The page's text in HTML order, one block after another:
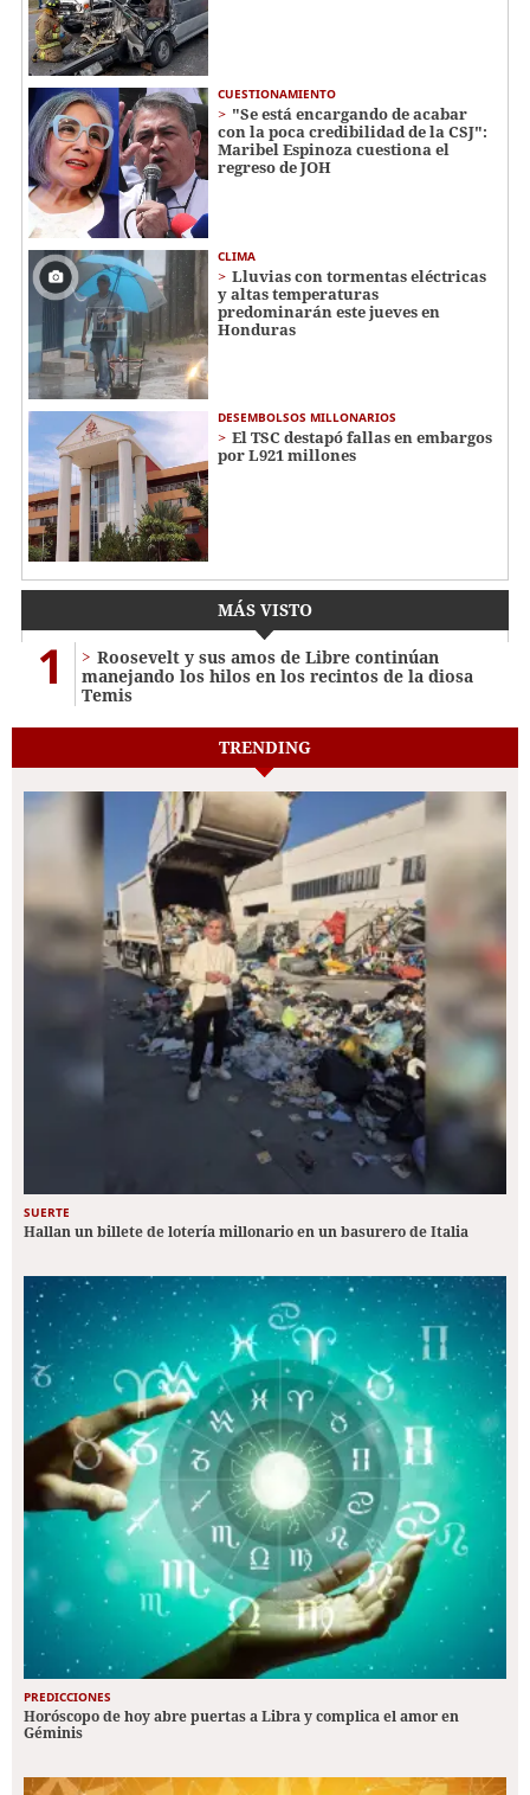
CUESTIONAMIENTO
"Se está encargando de acabar
con la poca credibilidad de la CSJ":
Maribel Espinoza cuestiona el
regreso de JOH
CLIMA
Lluvias con tormentas eléctricas
y altas temperaturas
predominarán este jueves en
Honduras
DESEMBOLSOS MILLONARIOS
El TSC destapó fallas en embargos
por L921 millones
MÁS VISTO
1
Roosevelt y sus amos de Libre continúan
manejando los hilos en los recintos de la diosa
Temis
TRENDING
SUERTE
Hallan un billete de lotería millonario en un basurero de Italia
PREDICCIONES
Horóscopo de hoy abre puertas a Libra y complica el amor en
Géminis